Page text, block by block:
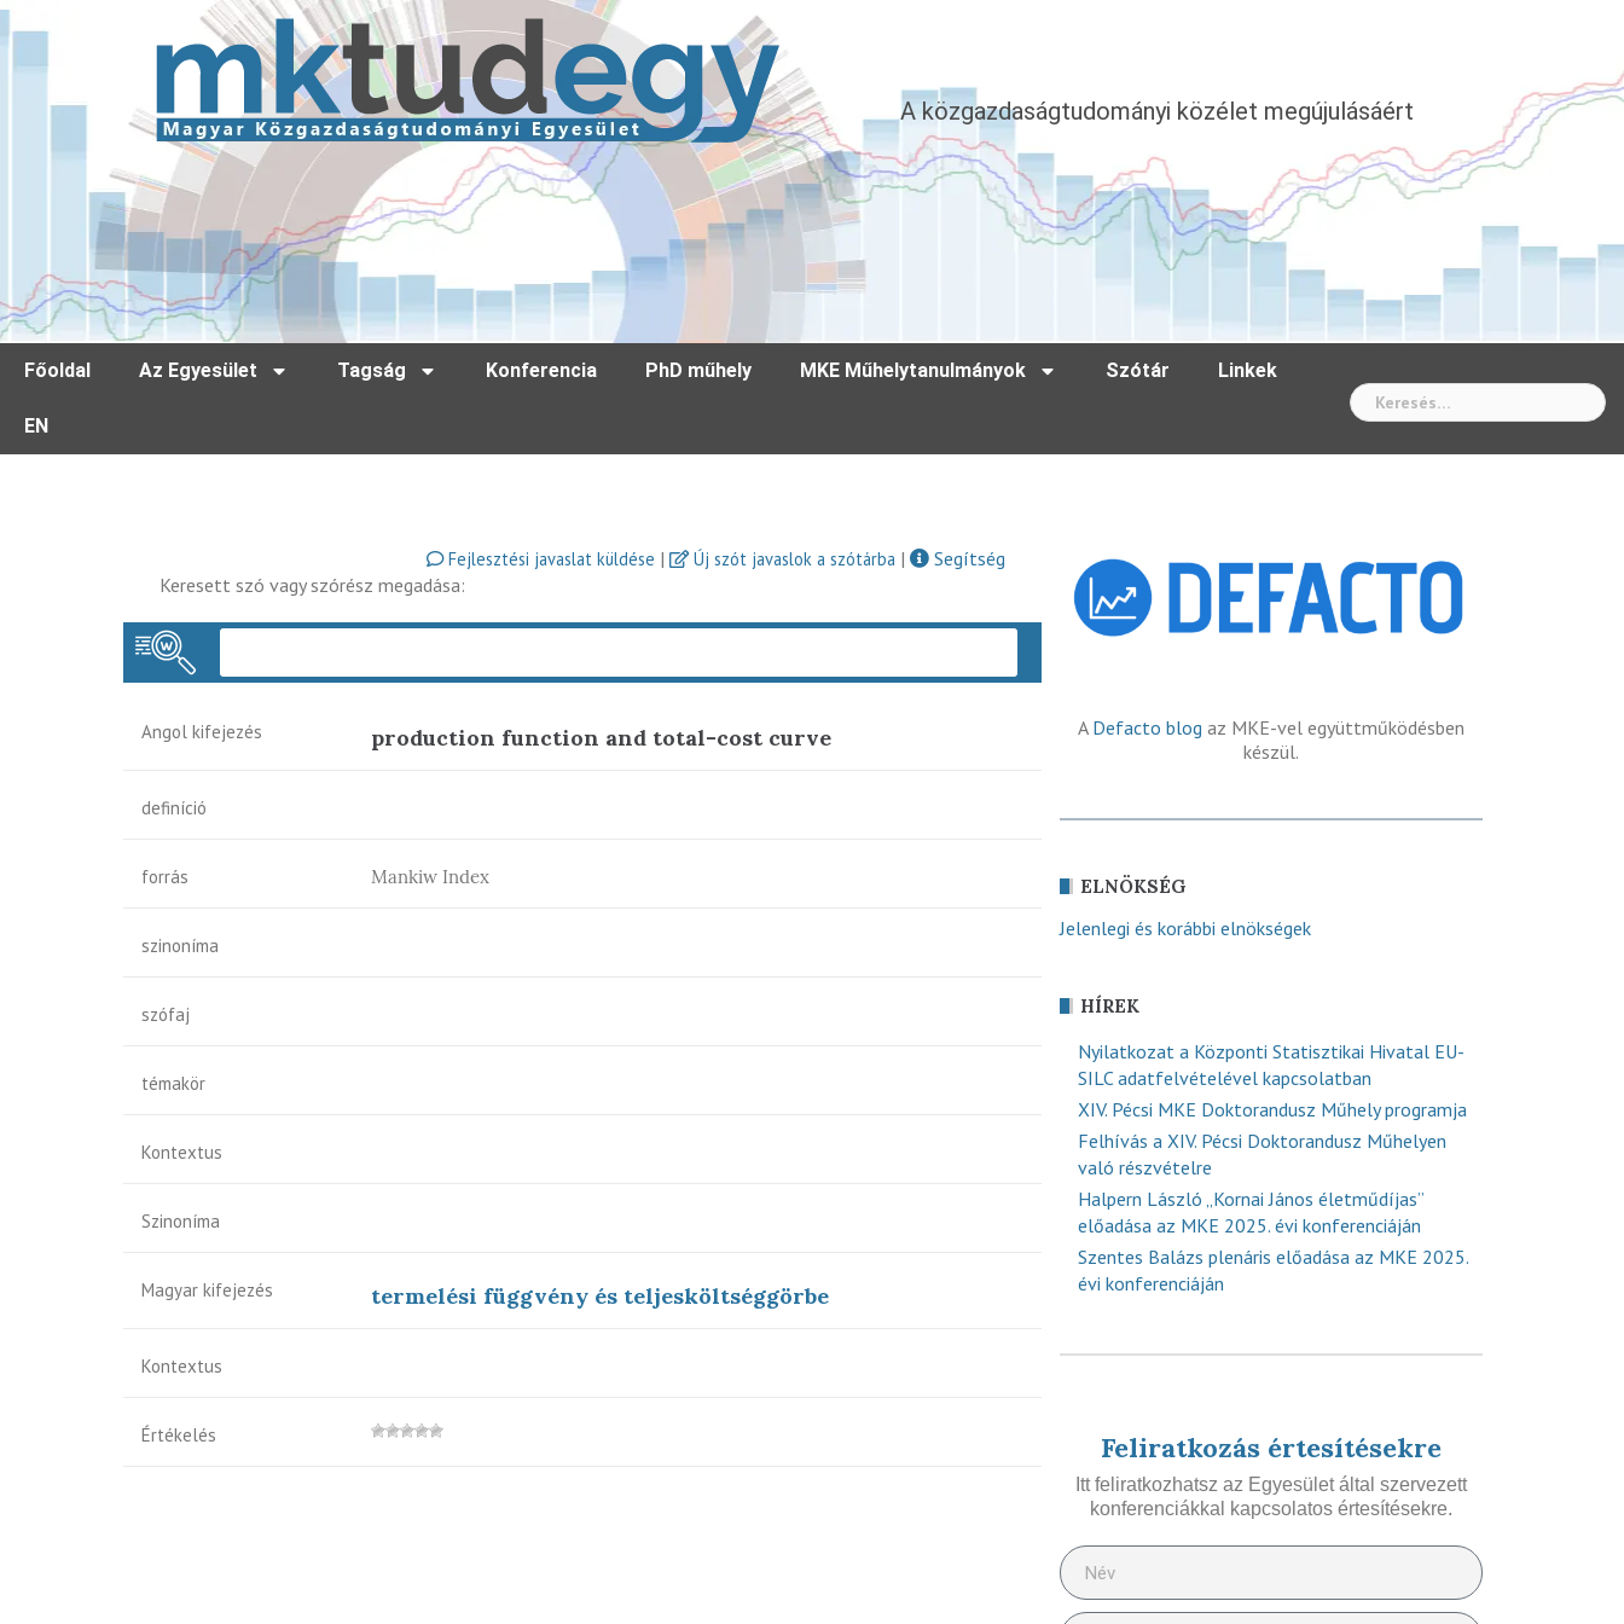
A közgazdaságtudományi közélet megújulásáért
Főoldal Az Egyesület Tagság Konferencia PhD műhely MKE Műhelytanulmányok Szótár Linkek
EN
Fejlesztési javaslat küldése | Új szót javaslok a szótárba |
Segítség
Keresett szó vagy szórész megadása:
Angol kifejezés production function and total-cost curve
definíció
forrás Mankiw Index
szinoníma
szófaj
témakör
Kontextus
Szinoníma
Magyar kifejezés termelési függvény és teljesköltséggörbe
Kontextus
Értékelés
A Defacto blog az MKE-vel együttműködésben
készül.
ELNÖKSÉG
Jelenlegi és korábbi elnökségek
HÍREK
Nyilatkozat a Központi Statisztikai Hivatal EU-
SILC adatfelvételével kapcsolatban
XIV. Pécsi MKE Doktorandusz Műhely programja
Felhívás a XIV. Pécsi Doktorandusz Műhelyen
való részvételre
Halpern László „Kornai János életműdíjas”
előadása az MKE 2025. évi konferenciáján
Szentes Balázs plenáris előadása az MKE 2025.
évi konferenciáján
Feliratkozás értesítésekre
Itt feliratkozhatsz az Egyesület által szervezett
konferenciákkal kapcsolatos értesítésekre.